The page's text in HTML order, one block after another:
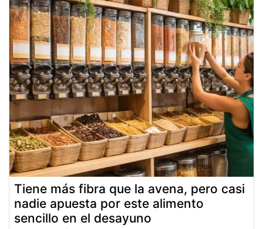
Tiene más fibra que la avena, pero casi
nadie apuesta por este alimento
sencillo en el desayuno